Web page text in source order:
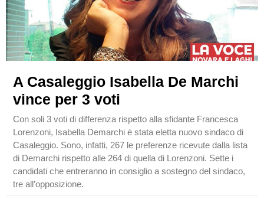
A Casaleggio Isabella De Marchi
vince per 3 voti
Con soli 3 voti di differenza rispetto alla sfidante Francesca
Lorenzoni, Isabella Demarchi è stata eletta nuovo sindaco di
Casaleggio. Sono, infatti, 267 le preferenze ricevute dalla lista
di Demarchi rispetto alle 264 di quella di Lorenzoni. Sette i
candidati che entreranno in consiglio a sostegno del sindaco,
tre all’opposizione.